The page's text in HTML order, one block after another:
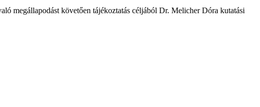
megállapodást követően tájékoztatás céljából Dr. Melicher Dóra kutatási